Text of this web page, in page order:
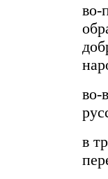
во-
во-
в